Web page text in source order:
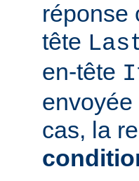
réponse
tête
en-tête
cas, la